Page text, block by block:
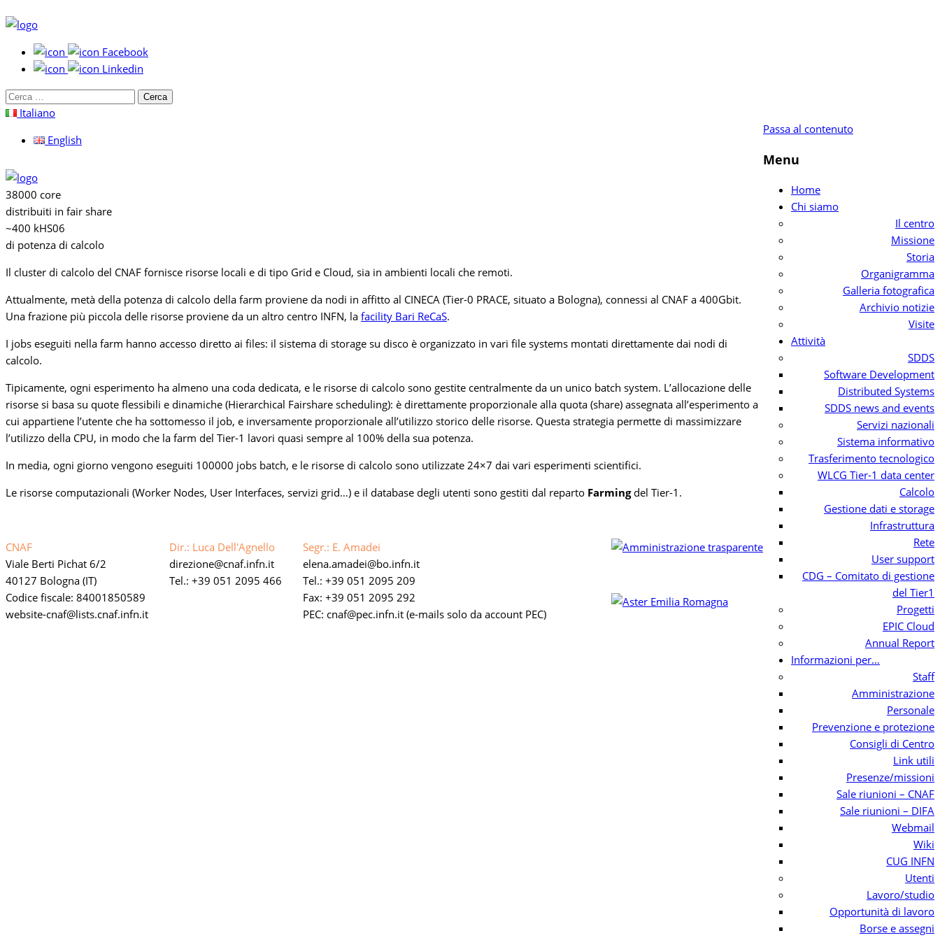
Facebook
Linkedin
Cerca
per:Italiano
English
Passa al contenuto
Menu
Home
Chi siamo
Il centro
Missione
Storia
Organigramma
Galleria fotografica
Archivio notizie
Visite
Attività
SDDS
Software Development
Distributed Systems
SDDS news and events
Servizi nazionali
Sistema informativo
Trasferimento tecnologico
WLCG Tier-1 data center
Calcolo
Gestione dati e storage
Infrastruttura
Rete
User support
CDG – Comitato di gestione
del Tier1
Progetti
EPIC Cloud
Annual Report
Informazioni per…
Staff
Amministrazione
Personale
Prevenzione e protezione
Consigli di Centro
Link utili
Presenze/missioni
Sale riunioni – CNAF
Sale riunioni – DIFA
Webmail
Wiki
CUG INFN
Utenti
Lavoro/studio
Opportunità di lavoro
Borse e assegni
38000 core
distribuiti in fair share
~400 kHS06
di potenza di calcolo
Il cluster di calcolo del CNAF fornisce risorse locali e di tipo Grid e Cloud, sia in ambienti locali che remoti.
Attualmente, metà della potenza di calcolo della farm proviene da nodi in affitto al CINECA (Tier-0 PRACE, situato a Bologna), connessi al CNAF a 400Gbit.
Una frazione più piccola delle risorse proviene da un altro centro INFN, la facility Bari ReCaS.
I jobs eseguiti nella farm hanno accesso diretto ai files: il sistema di storage su disco è organizzato in vari file systems montati direttamente dai nodi di
calcolo.
Tipicamente, ogni esperimento ha almeno una coda dedicata, e le risorse di calcolo sono gestite centralmente da un unico batch system. L’allocazione delle
risorse si basa su quote flessibili e dinamiche (Hierarchical Fairshare scheduling): è direttamente proporzionale alla quota (share) assegnata all’esperimento a
cui appartiene l’utente che ha sottomesso il job, e inversamente proporzionale all’utilizzo storico delle risorse. Questa strategia permette di massimizzare
l’utilizzo della CPU, in modo che la farm del Tier-1 lavori quasi sempre al 100% della sua potenza.
In media, ogni giorno vengono eseguiti 100000 jobs batch, e le risorse di calcolo sono utilizzate 24×7 dai vari esperimenti scientifici.
Le risorse computazionali (Worker Nodes, User Interfaces, servizi grid…) e il database degli utenti sono gestiti dal reparto Farmingdel Tier-1.
CNAF
Viale Berti Pichat 6/2
40127 Bologna (IT)
Codice fiscale: 84001850589
website-cnaf
lists.cnaf.infn.it
Dir.: Luca Dell'Agnello
direzione
cnaf.infn.it
Tel.: +39 051 2095 466
Segr.: E. Amadei
elena.amadei
bo.infn.it
Tel.: +39 051 2095 209
Fax: +39 051 2095 292
PEC: cnaf
pec.infn.it (e-mails solo da account PEC)